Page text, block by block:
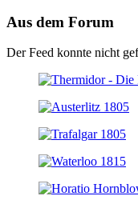
Aus dem Forum
Der Feed konnte nicht